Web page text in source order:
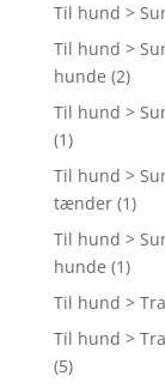
Til hund >
Til hund >
hunde (2)
Til hund >
(1)
Til hund >
tænder (1)
Til hund >
hunde (1)
Til hund >
Til hund >
(5)